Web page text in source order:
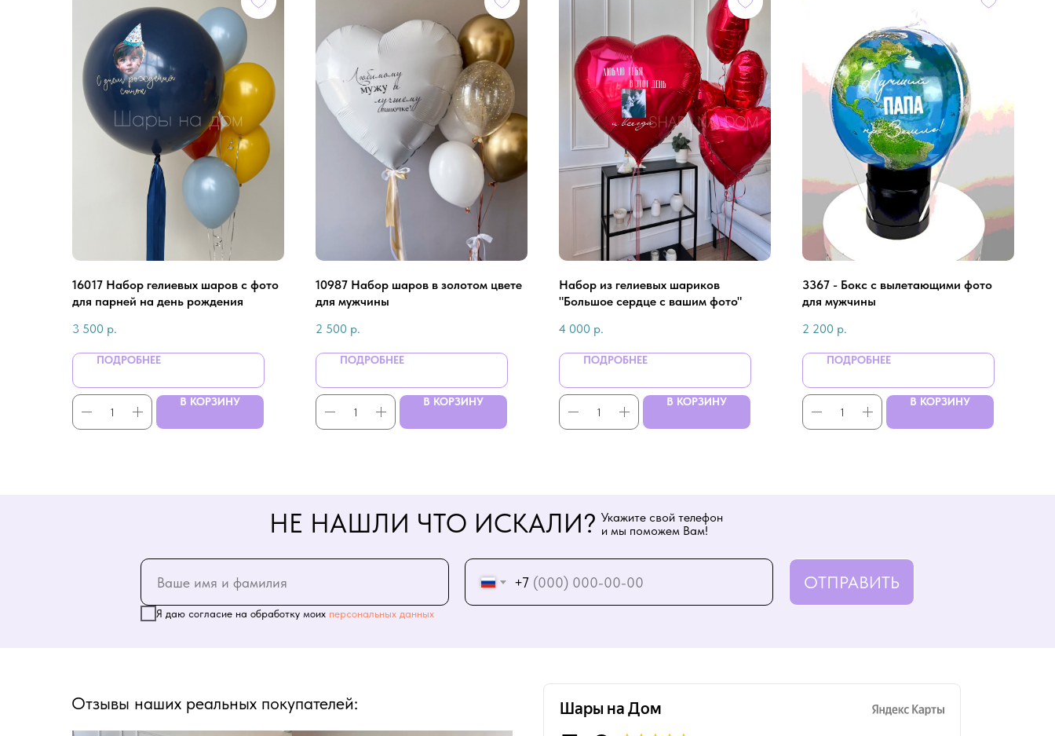
16017 Набор гелиевых шаров с фото
для парней на день рождения
3 500 р.
ПОДРОБНЕЕ
В КОРЗИНУ
10987 Набор шаров в золотом цвете
для мужчины
2 500 р.
ПОДРОБНЕЕ
В КОРЗИНУ
Набор из гелиевых шариков
"Большое сердце с вашим фото"
4 000 р.
ПОДРОБНЕЕ
В КОРЗИНУ
3367 - Бокс с вылетающими фото
для мужчины
2 200 р.
ПОДРОБНЕЕ
В КОРЗИНУ
+7
Я даю согласие на обработку моих персональных данных
ОТПРАВИТЬ
НЕ НАШЛИ ЧТО ИСКАЛИ? Укажите свой телефон
и мы поможем Вам!
Отзывы наших реальных покупателей: